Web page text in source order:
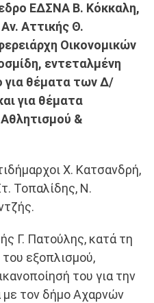
ΕΔΣΝΑ Β. Κόκκαλη,
Αττικής Θ.
Οικονομικών
εντεταλμένη
για θέματα των Δ/
για θέματα
&
Χ. Κατσανδρή,
Τοπαλίδης, Ν.
Γ. Πατούλης, κατά τη
εξοπλισμού,
του για την
με τον δήμο Αχαρνών